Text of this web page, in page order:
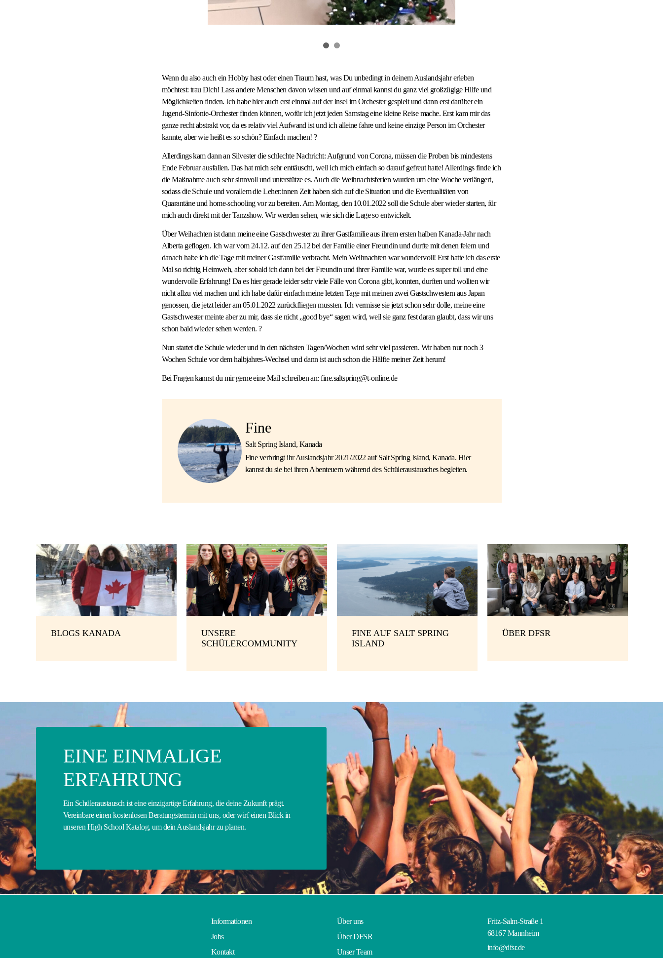
Wenn du also auch ein Hobby hast oder einen Traum hast, was Du unbedingt in deinem Auslandsjahr erleben
möchtest: trau Dich! Lass andere Menschen davon wissen und auf einmal kannst du ganz viel großzügige Hilfe und
Möglichkeiten finden. Ich habe hier auch erst einmal auf der Insel im Orchester gespielt und dann erst darüber ein
Jugend-Sinfonie-Orchester finden können, wofür ich jetzt jeden Samstag eine kleine Reise mache. Erst kam mir das
ganze recht abstrakt vor, da es relativ viel Aufwand ist und ich alleine fahre und keine einzige Person im Orchester
kannte, aber wie heißt es so schön? Einfach machen! ?
Allerdings kam dann an Silvester die schlechte Nachricht: Aufgrund von Corona, müssen die Proben bis mindestens
Ende Februar ausfallen. Das hat mich sehr enttäuscht, weil ich mich einfach so darauf gefreut hatte! Allerdings finde ich
die Maßnahme auch sehr sinnvoll und unterstütze es. Auch die Weihnachtsferien wurden um eine Woche verlängert,
sodass die Schule und vorallem die Leher:innen Zeit haben sich auf die Situation und die Eventualitäten von
Quarantäne und home-schooling vor zu bereiten. Am Montag, den 10.01.2022 soll die Schule aber wieder starten, für
mich auch direkt mit der Tanzshow. Wir werden sehen, wie sich die Lage so entwickelt.
Über Weihachten ist dann meine eine Gastschwester zu ihrer Gastfamilie aus ihrem ersten halben Kanada-Jahr nach
Alberta geflogen. Ich war vom 24.12. auf den 25.12 bei der Familie einer Freundin und durfte mit denen feiern und
danach habe ich die Tage mit meiner Gastfamilie verbracht. Mein Weihnachten war wundervoll! Erst hatte ich das erste
Mal so richtig Heimweh, aber sobald ich dann bei der Freundin und ihrer Familie war, wurde es super toll und eine
wundervolle Erfahrung! Da es hier gerade leider sehr viele Fälle von Corona gibt, konnten, durften und wollten wir
nicht allzu viel machen und ich habe dafür einfach meine letzten Tage mit meinen zwei Gastschwestern aus Japan
genossen, die jetzt leider am 05.01.2022 zurückfliegen mussten. Ich vermisse sie jetzt schon sehr dolle, meine eine
Gastschwester meinte aber zu mir, dass sie nicht „good bye“ sagen wird, weil sie ganz fest daran glaubt, dass wir uns
schon bald wieder sehen werden. ?
Nun startet die Schule wieder und in den nächsten Tagen/Wochen wird sehr viel passieren. Wir haben nur noch 3
Wochen Schule vor dem halbjahres-Wechsel und dann ist auch schon die Hälfte meiner Zeit herum!
Bei Fragen kannst du mir gerne eine Mail schreiben an: fine.saltspring@t-online.de
Fine
Salt Spring Island, Kanada
Fine verbringt ihr Auslandsjahr 2021/2022 auf Salt Spring Island, Kanada. Hier
kannst du sie bei ihren Abenteuern während des Schüleraustausches begleiten.
BLOGS KANADA
UNSERE
SCHÜLERCOMMUNITY
FINE AUF SALT SPRING
ISLAND
ÜBER DFSR
EINE EINMALIGE
ERFAHRUNG
Ein Schüleraustausch ist eine einzigartige Erfahrung, die deine Zukunft prägt.
Vereinbare einen kostenlosen Beratungstermin mit uns, oder wirf einen Blick in
unseren High School Katalog, um dein Auslandsjahr zu planen.
Informationen
Jobs
Kontakt
Über uns
Über DFSR
Unser Team
Fritz-Salm-Straße 1
68167 Mannheim
info@dfsr.de